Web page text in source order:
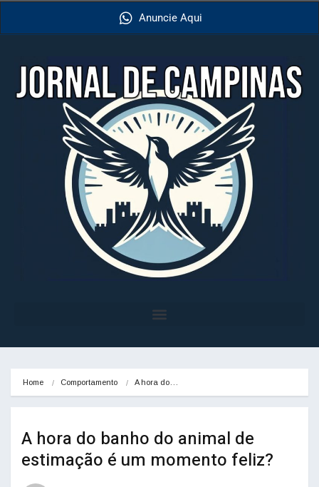
Anuncie Aqui
Home Comportamento A hora do…
A hora do banho do animal de
estimação é um momento feliz?